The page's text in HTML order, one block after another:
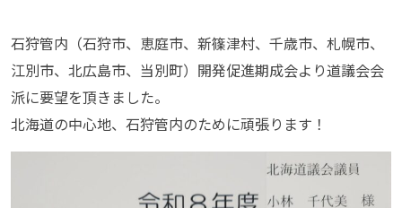
石狩管内（石狩市、恵庭市、新篠津村、千歳市、札幌市、
江別市、北広島市、当別町）開発促進期成会より道議会会
派に要望を頂きました。
北海道の中心地、石狩管内のために頑張ります！